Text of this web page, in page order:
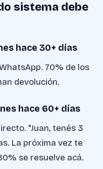
sistema debe
hace 30+ días
70% de los
devolución.
hace 60+ días
"Juan, tenés 3
La próxima vez te
se resuelve acá.